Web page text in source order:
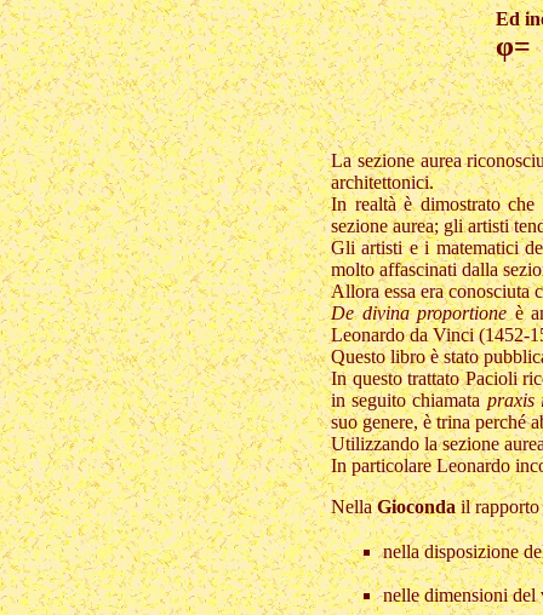
Ed
φ=
La sezione aurea
architettonici.
In realtà è dimostrato che
sezione aurea; gli artisti
Gli artisti e i matematici
molto affascinati dalla
Allora essa era conosciuta
De divina proportioneè
Leonardo da Vinci (1452-
Questo libro è stato
In questo trattato Pacioli
in seguito chiamatapraxis
suo genere, è trina perché
Utilizzando la sezione
In particolare Leonardo
NellaGiocondail rapporto
nella disposizione
nelle dimensioni del